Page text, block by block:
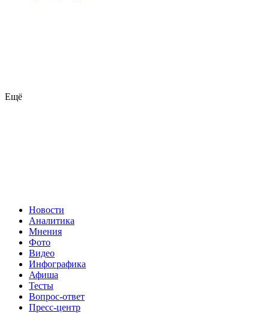
Ещё
Новости
Аналитика
Мнения
Фото
Видео
Инфографика
Афиша
Тесты
Вопрос-ответ
Пресс-центр